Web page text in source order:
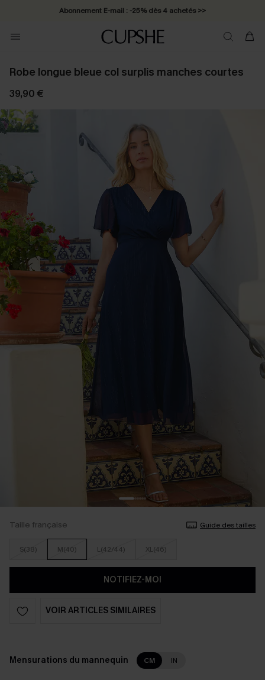
Abonnement E-mail : -25% dès 4 achetés >>
Robe longue bleue col surplis manches courtes
39,90 €
Taille française Guide des tailles
S(38) M(40) L(42/44) XL(46)
NOTIFIEZ-MOI
VOIR ARTICLES SIMILAIRES
Mensurations du mannequin CM IN